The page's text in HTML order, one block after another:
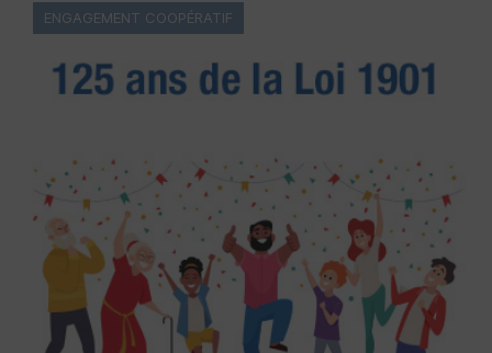
ENGAGEMENT COOPÉRATIF